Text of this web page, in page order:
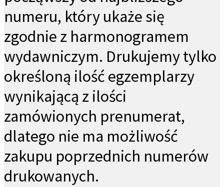
numeru, który ukaże się
zgodnie z harmonogramem
wydawniczym. Drukujemy tylko
określoną ilość egzemplarzy
wynikającą z ilości
zamówionych prenumerat,
dlatego nie ma możliwość
zakupu poprzednich numerów
drukowanych.